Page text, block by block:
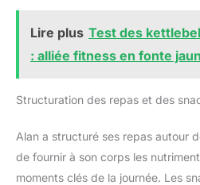
Lire plus Test des
: alliée fitness en fonte
Structuration des repas et des
Alan a structuré ses repas autour
de fournir à son corps les
moments clés de la journée. Les